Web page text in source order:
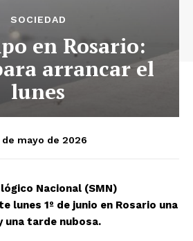
SOCIEDAD
en Rosario:
arrancar el
lunes
de mayo de 2026
Nacional (SMN)
lunes 1º de junio en Rosario una
una tarde nubosa.